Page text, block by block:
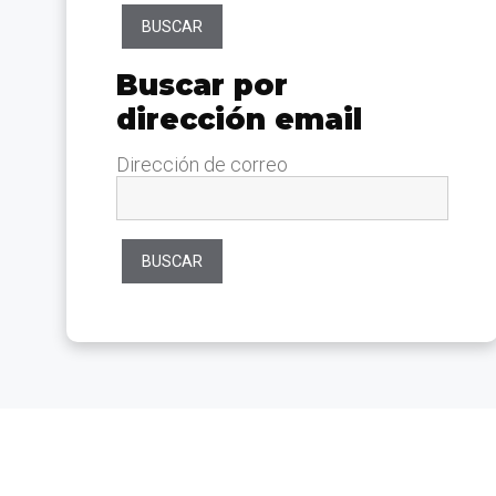
Buscar por dirección
Buscar por
dirección email
Dirección de correo